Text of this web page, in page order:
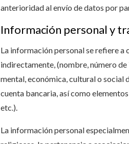
anterioridad al envío de datos por
Información personal y
La información personal se refiere
indirectamente, (nombre, número
mental, económica, cultural o social
cuenta bancaria, así como
etc.).
La información personal